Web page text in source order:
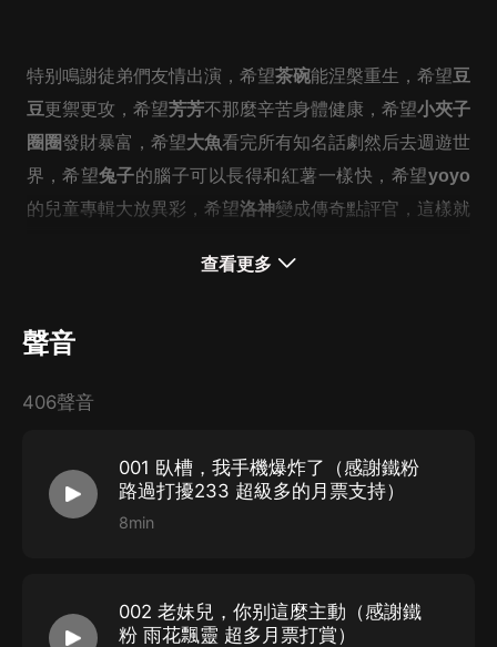
特别鳴謝徒弟們友情出演，希望茶碗能涅槃重生，希望豆
豆更禦更攻，希望芳芳不那麼辛苦身體健康，希望小夾子
圈圈發財暴富，希望大魚看完所有知名話劇然后去週遊世
界，希望兔子的腦子可以長得和紅薯一樣快，希望yoyo
的兒童專輯大放異彩，希望洛神變成傳奇點評官，這樣就
新年得償所願，越來越好。
歡迎收聽爆笑歷史權謀小說《丞相保重》
歡迎收聽爆笑懸疑爽文《群鬼玩過界》
歡迎收聽爆笑懸疑劇《和衰神同居的日子》
歡迎收聽爆笑懸疑恐怖劇《我被系統搞了》
查看更多
聲音
406聲音
001 臥槽，我手機爆炸了（感謝鐵粉
路過打擾233 超級多的月票支持）
8min
002 老妹兒，你别這麼主動（感謝鐵
粉 雨花飄靈 超多月票打賞）